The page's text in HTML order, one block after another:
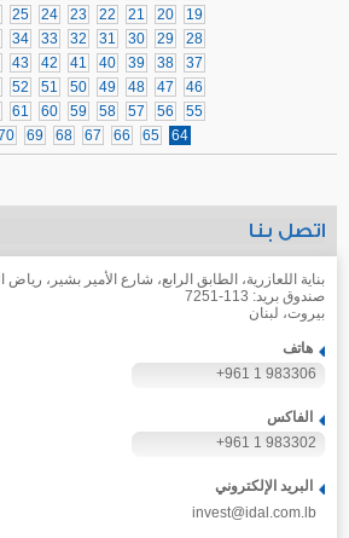
19
20
21
22
23
24
25
28
29
30
31
32
33
34
37
38
39
40
41
42
43
46
47
48
49
50
51
52
55
56
57
58
59
60
61
64
65
66
67
68
69
اتصل بنا
بناية اللعازرية، الطابق الرابع، شارع الأمير بشير، رياض
صندوق بريد: 113-7251
بيروت، لبنان
هاتف
+961 1 983306
الفاكس
+961 1 983302
البريد الإلكتروني
invest@idal.com.lb